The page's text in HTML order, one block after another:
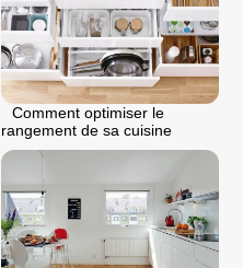
Comment optimiser le
rangement de sa cuisine